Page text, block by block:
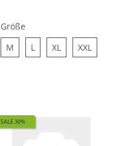
Größe
M
L XL XXL
SALE 30%